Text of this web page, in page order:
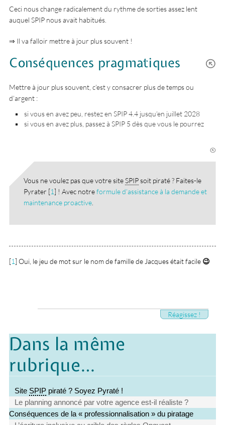
Ceci nous change radicalement du rythme de sorties assez lent
auquel SPIP nous avait habitués.
⇒ Il va falloir mettre à jour plus souvent !
Conséquences pragmatiques
Mettre à jour plus souvent, c’est y consacrer plus de temps ou
d’argent :
si vous en avez peu, restez en SPIP 4.4 jusqu’en juillet 2028
si vous en avez plus, passez à SPIP 5 dès que vous le pourrez
Vous ne voulez pas que votre siteSPIPsoit piraté ? Faites-le
Pyrater [1] ! Avec notreformule d’assistance à la demande et
maintenance proactive.
[1]Oui, le jeu de mot sur le nom de famille de Jacques était facile 😉
Réagissez !
Dans la même
rubrique…
Site SPIP piraté ? Soyez Pyraté !
Le planning annoncé par votre agence est-il réaliste ?
Conséquences de la « professionnalisation » du piratage